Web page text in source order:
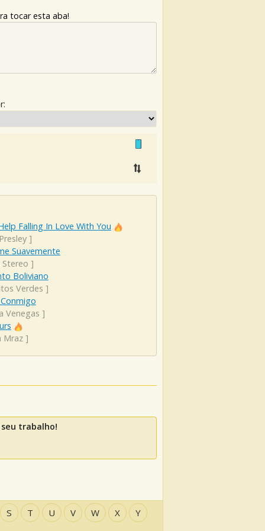
tocar esta aba!
Falling In Love With You
]
Suavemente
Stereo ]
Boliviano
Verdes ]
Venegas ]
Mraz]
trabalho!
S T U V W X Y